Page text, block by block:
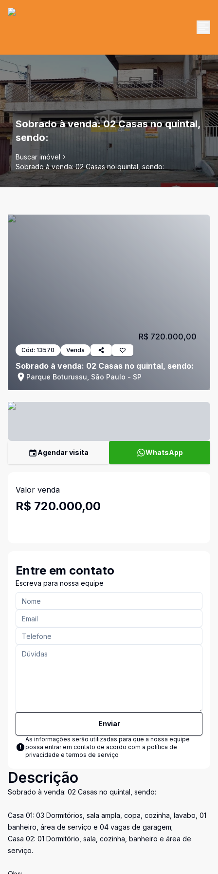
Sobrado à venda: 02 Casas no quintal,
sendo:
Buscar imóvel
Sobrado à venda: 02 Casas no quintal, sendo:
Cód: 13570 Venda
Sobrado à venda: 02 Casas no quintal, sendo:
Parque Boturussu, São Paulo - SP
R$ 720.000,00
Agendar visita WhatsApp
Valor venda
R$ 720.000,00
Entre em contato
Escreva para nossa equipe
Enviar
As informações serão utilizadas para que a nossa equipe
possa entrar em contato de acordo com a política de
privacidade e termos de serviço
Descrição
Sobrado à venda: 02 Casas no quintal, sendo:
Casa 01: 03 Dormitórios, sala ampla, copa, cozinha, lavabo, 01
banheiro, área de serviço e 04 vagas de garagem;
Casa 02: 01 Dormitório, sala, cozinha, banheiro e área de
serviço.